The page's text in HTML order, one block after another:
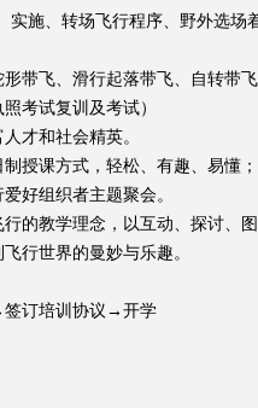
施、转场飞行程序、野外选场
带飞、滑行起落带飞、自转带
考试复训及考试）
才和社会精英。
授课方式，轻松、有趣、易懂
好组织者主题聚会。
的教学理念，以互动、探讨、
行世界的曼妙与乐趣。
订培训协议→开学